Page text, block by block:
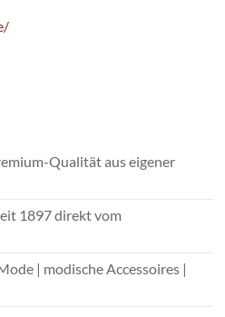
Qualität aus eigener
1897 direkt vom
| modische Accessoires |